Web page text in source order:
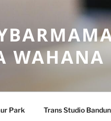
WAHANA
Park Trans Studio